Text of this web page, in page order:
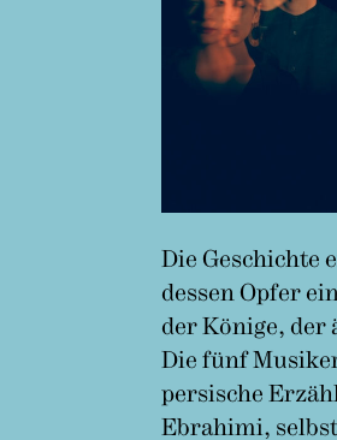
Die Geschichte
dessen Opfer
der Könige, der
Die fünf
persische
Ebrahimi,